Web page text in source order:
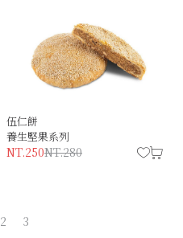
伍仁餅
養生堅果系列
NT.250NT.280
2
3